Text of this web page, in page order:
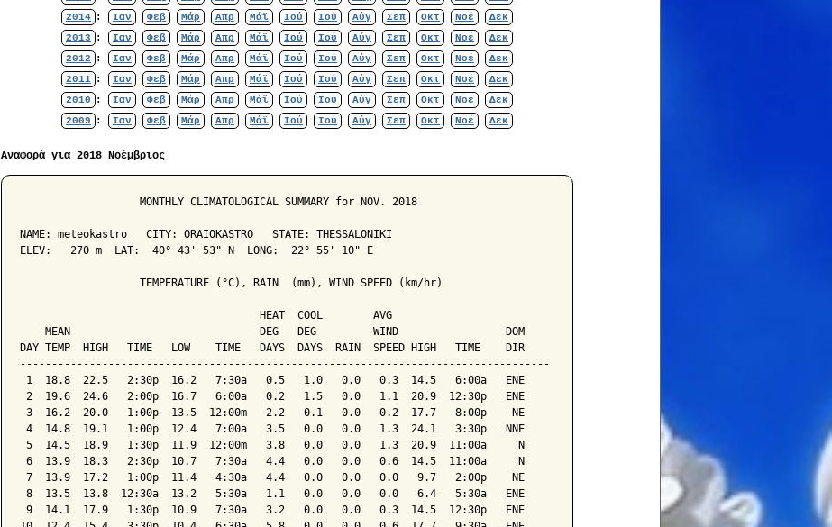
2014 : Ιαν Φεβ Μάρ Απρ Μάϊ Ιού Ιού Αύγ Σεπ Οκτ Νοέ
Δεκ
2013
: Ιαν Φεβ Μάρ Απρ Μάϊ Ιού Ιού Αύγ Σεπ Οκτ Νοέ
Δεκ
2012
: Ιαν Φεβ Μάρ Απρ Μάϊ Ιού Ιού Αύγ Σεπ Οκτ Νοέ
Δεκ
2011 : Ιαν Φεβ Μάρ Απρ Μάϊ Ιού Ιού Αύγ Σεπ Οκτ Νοέ
Δεκ
2010
: Ιαν Φεβ Μάρ Απρ Μάϊ Ιού Ιού Αύγ Σεπ Οκτ Νοέ
Δεκ
2009
: Ιαν Φεβ Μάρ Απρ Μάϊ Ιού Ιού Αύγ Σεπ Οκτ Νοέ Δεκ
Αναφορά για 2018 Νοέμβριος
                   MONTHLY CLIMATOLOGICAL SUMMARY for NOV. 2018
NAME: meteokastro   CITY: ORAIOKASTRO   STATE: THESSALONIKI
ELEV:   270 m  LAT:  40° 43' 53" N  LONG:  22° 55' 10" E
                   TEMPERATURE (°C), RAIN  (mm), WIND SPEED (km/hr)
                                      HEAT  COOL        AVG
    MEAN                              DEG   DEG         WIND                 DOM
DAY TEMP  HIGH   TIME   LOW    TIME   DAYS  DAYS  RAIN  SPEED HIGH   TIME    DIR
------------------------------------------------------------------------------------
1  18.8  22.5   2:30p  16.2   7:30a   0.5   1.0   0.0   0.3  14.5   6:00a   ENE
2  19.6  24.6   2:00p  16.7   6:00a   0.2   1.5   0.0   1.1  20.9  12:30p   ENE
3  16.2  20.0   1:00p  13.5  12:00m   2.2   0.1   0.0   0.2  17.7   8:00p    NE
4  14.8  19.1   1:00p  12.4   7:00a   3.5   0.0   0.0   1.3  24.1   3:30p   NNE
5  14.5  18.9   1:30p  11.9  12:00m   3.8   0.0   0.0   1.3  20.9  11:00a     N
6  13.9  18.3   2:30p  10.7   7:30a   4.4   0.0   0.0   0.6  14.5  11:00a     N
7  13.9  17.2   1:00p  11.4   4:30a   4.4   0.0   0.0   0.0   9.7   2:00p    NE
8  13.5  13.8  12:30a  13.2   5:30a   1.1   0.0   0.0   0.0   6.4   5:30a   ENE
9  14.1  17.9   1:30p  10.9   7:30a   3.2   0.0   0.0   0.3  14.5  12:30p   ENE